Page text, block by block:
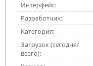
Интерфейс:
Разработчик:
Категория:
Загрузок (сегодня/
всего):